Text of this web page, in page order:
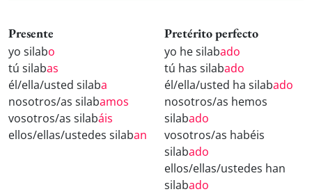
Presente
yo silabo
tú silabas
él/ella/usted silaba
nosotros/as silabamos
vosotros/as silabáis
ellos/ellas/ustedes silaban
Pretérito perfecto
yo he silabado
tú has silabado
él/ella/usted ha silabado
nosotros/as hemos
silabado
vosotros/as habéis
silabado
ellos/ellas/ustedes han
silabado